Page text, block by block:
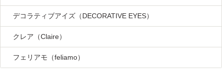
デコラティブアイズ（DECORATIVE EYES）
クレア（Claire）
フェリアモ（feliamo）